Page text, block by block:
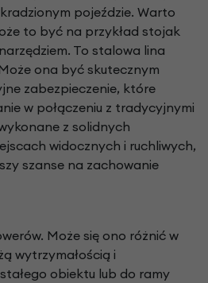
pojeździe. Warto
to być na przykład stojak
To stalowa lina
ona być skutecznym
zabezpieczenie, które
w połączeniu z tradycyjnymi
z solidnych
widocznych i ruchliwych,
szanse na zachowanie
Może się ono różnić w
wytrzymałością i
obiektu lub do ramy